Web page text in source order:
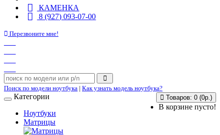
КАМЕНКА
8 (927) 093-07-00
Перезвоните мне!
Поиск по модели ноутбука | Как узнать модель ноутбука?
Товаров: 0 (0р.)
В корзине пусто!
Категории
Ноутбуки
Матрицы